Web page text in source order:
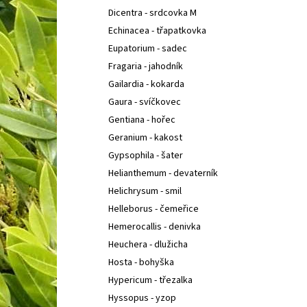
Dicentra - srdcovka M
Echinacea - třapatkovka
Eupatorium - sadec
Fragaria - jahodník
Gailardia - kokarda
Gaura - svíčkovec
Gentiana - hořec
Geranium - kakost
Gypsophila - šater
Helianthemum - devaterník
Helichrysum - smil
Helleborus - čemeřice
Hemerocallis - denivka
Heuchera - dlužicha
Hosta - bohyška
Hypericum - třezalka
Hyssopus - yzop